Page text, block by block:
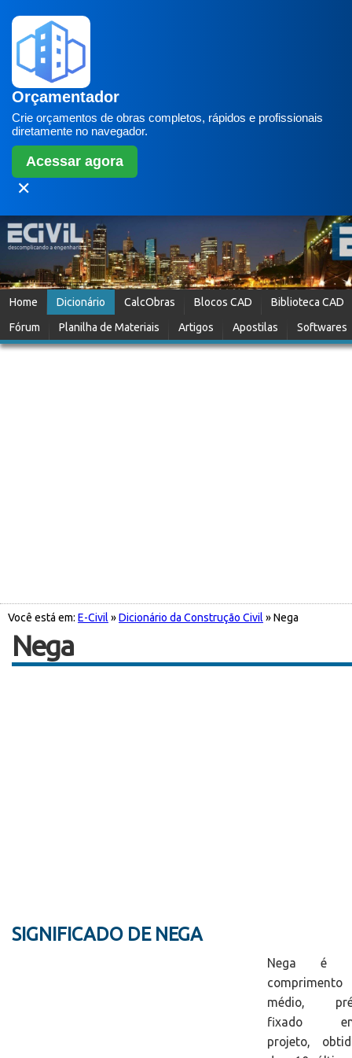
Orçamentador
Crie orçamentos de obras completos, rápidos e profissionais
diretamente no navegador.
Acessar agora
✕
Home Dicionário CalcObras Blocos CAD
Biblioteca CAD
Fórum
Planilha de Materiais Artigos Apostilas Softwares
Você está em: E-Civil »Dicionário da Construção Civil » Nega
Nega
SIGNIFICADO DE NEGA
Nega é
comprimento
médio,
fixado
projeto,